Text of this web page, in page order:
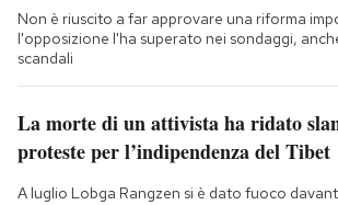
Non è riuscito a far approvare una riforma
l'opposizione l'ha superato nei sondaggi,
scandali
La morte di un attivista ha ridato
proteste per l’indipendenza del Tibet
A luglio Lobga Rangzen si è dato fuoco